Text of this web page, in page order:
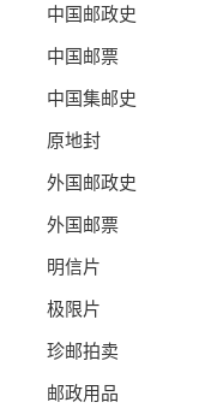
中国邮政史
中国邮票
中国集邮史
原地封
外国邮政史
外国邮票
明信片
极限片
珍邮拍卖
邮政用品